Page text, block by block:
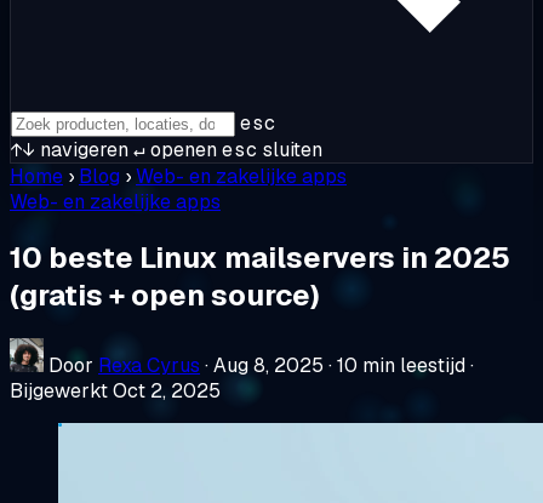
esc
↑↓ navigeren↵openenesc sluiten
Home › Blog ›Web- en zakelijke apps
Web- en zakelijke apps
10 beste Linux mailservers in 2025
(gratis + open source)
Door Rexa Cyrus ·Aug 8, 2025 ·10 min leestijd·
Bijgewerkt Oct 2, 2025